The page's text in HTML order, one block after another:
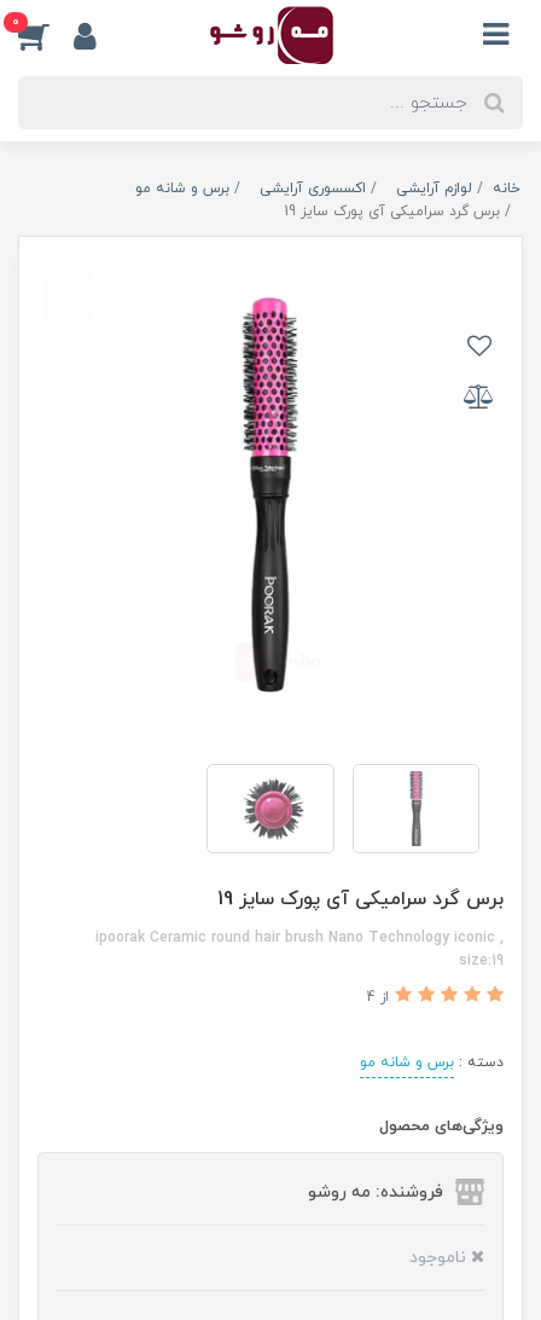
0
خانه لوازم آرایشی اکسسوری آرایشی
برس و شانه مو
برس گرد سرامیکی آی پورک سایز 19
برس گرد سرامیکی آی پورک سایز 19
ipoorak Ceramic round hair brush Nano Technology iconic ,
size:19
از 4
دسته : برس و شانه مو
ویژگی‌های محصول
فروشنده: مه رو‌شو
ناموجود